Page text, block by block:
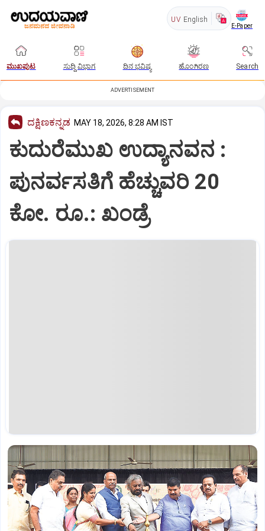
UV English
E-Paper
ಮುಖಪುಟ ಸುದ್ದಿ ವಿಭಾಗ ದಿನ ಭವಿಷ್ಯ ಹೊಂಗಿರಣ Search
ADVERTISEMENT
ದಕ್ಷಿಣಕನ್ನಡ MAY 18, 2026, 8:28 AM IST
ಕುದುರೆಮುಖ ಉದ್ಯಾನವನ :
ಪುನರ್ವಸತಿಗೆ ಹೆಚ್ಚುವರಿ 20
ಕೋ. ರೂ.: ಖಂಡ್ರೆ